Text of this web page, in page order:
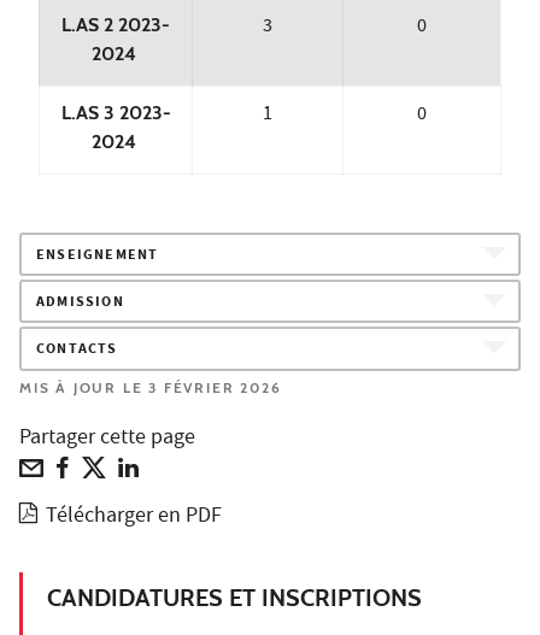
L.AS 2 2023-
2024
3 0
L.AS 3 2023-
2024
1 0
ENSEIGNEMENT
ADMISSION
CONTACTS
MIS À JOUR LE 3 FÉVRIER 2026
Partager cette page
Télécharger en PDF
CANDIDATURES ET INSCRIPTIONS